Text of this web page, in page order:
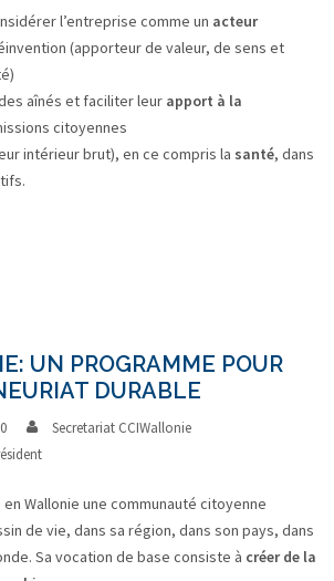
l’entreprise comme un acteur
(apporteur de valeur, de sens et
aînés et faciliter leur apport à la
citoyennes
intérieur brut), en ce compris la santé, dans
UN PROGRAMME POUR
DURABLE
Secretariat CCIWallonie
Wallonie une communauté citoyenne
de vie, dans sa région, dans son pays, dans
Sa vocation de base consiste à créer de la